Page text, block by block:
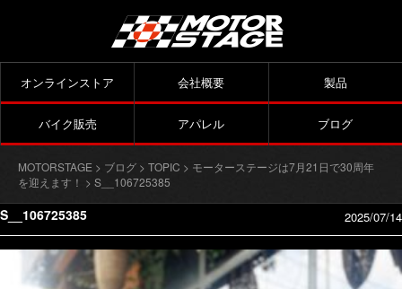
オンラインストア 会社概要 製品
バイク販売 アパレル ブログ
MOTORSTAGE > ブログ > TOPIC > モーターステージは7月21日で30周年
を迎えます！ > S__106725385
S__106725385 2025/07/14